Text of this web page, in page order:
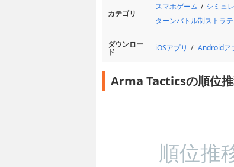
カテゴリ
スマホゲーム シミュ
ターンバトル制ストラ
ダウンロー
ド iOSアプリ Androidア
Arma Tacticsの順位
順位推